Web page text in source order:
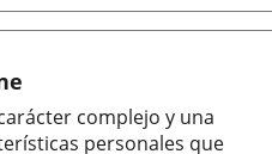
complejo y una
personales que